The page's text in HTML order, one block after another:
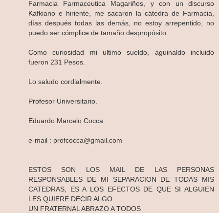
Farmacia Farmaceutica Magariños, y con un discurso
Kafkiano e hiriente, me sacaron la cátedra de Farmacia,
días después todas las demás, no estoy arrepentido, no
puedo ser cómplice de tamaño despropósito.
Como curiosidad mi ultimo sueldo, aguinaldo incluido
fueron 231 Pesos.
Lo saludo cordialmente.
Profesor Universitario.
Eduardo Marcelo Cocca
e-mail : profcocca@gmail.com
ESTOS SON LOS MAIL DE LAS PERSONAS
RESPONSABLES DE MI SEPARACION DE TODAS MIS
CATEDRAS, ES A LOS EFECTOS DE QUE SI ALGUIEN
LES QUIERE DECIR ALGO.
UN FRATERNAL ABRAZO A TODOS